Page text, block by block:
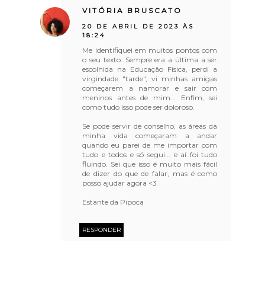
VITÓRIA BRUSCATO
20 DE ABRIL DE 2023 ÀS
18:24
Me identifiquei em muitos pontos com
o seu texto. Sempre era a última a ser
escolhida na Educação Física, perdi a
virgindade "tarde", vi minhas amigas
começarem a namorar e sair com
meninos antes de mim... Enfim, sei
como tudo isso pode ser doloroso.
Se pode servir de conselho, as áreas da
minha vida começaram a andar
quando eu parei de me importar com
tudo e todos e só segui... e aí foi tudo
fluindo. Sei que isso é muito mais fácil
de dizer do que de falar, mas é como
posso ajudar agora <3
Estante da Pipoca
RESPONDER